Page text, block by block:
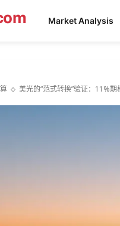
Market Analysis
美光的“范式转换”验证：11%